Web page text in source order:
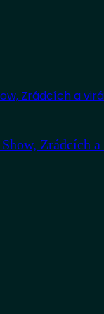
Zrádcích